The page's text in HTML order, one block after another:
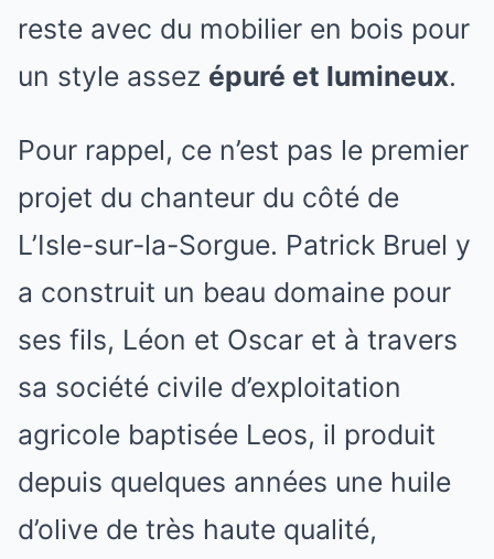
reste avec du mobilier en bois pour
un style assez épuré et lumineux.
Pour rappel, ce n’est pas le premier
projet du chanteur du côté de
L’Isle-sur-la-Sorgue. Patrick Bruel y
a construit un beau domaine pour
ses fils, Léon et Oscar et à travers
sa société civile d’exploitation
agricole baptisée Leos, il produit
depuis quelques années une huile
d’olive de très haute qualité,